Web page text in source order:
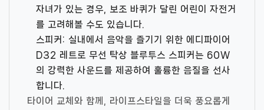
자녀가 있는 경우, 보조 바퀴가 달린 어린이 자전거
를 고려해볼 수도 있습니다.
스피커: 실내에서 음악을 즐기기 위한 에디파이어
D32 레트로 무선 탁상 블루투스 스피커는 60W
의 강력한 사운드를 제공하여 훌륭한 음질을 선사
합니다.
타이어 교체와 함께, 라이프스타일을 더욱 풍요롭게